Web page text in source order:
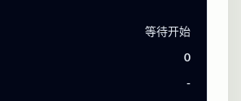
等待开始
0
-